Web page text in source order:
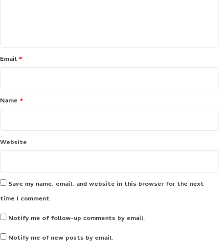
*
Email *
Name *
Website
Save my name, email, and website in this browser for the next
time I comment.
Notify me of follow-up comments by email.
Notify me of new posts by email.